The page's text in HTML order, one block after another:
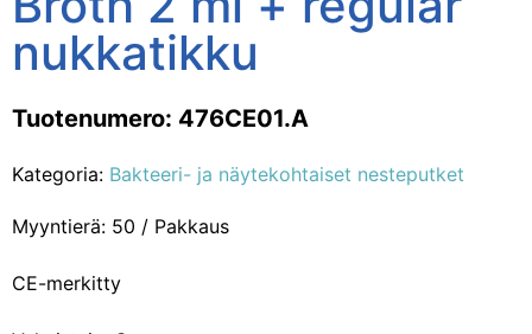
nukkatikku
Tuotenumero: 476CE01.A
Kategoria: Bakteeri- ja näytekohtaiset nesteputket
Myyntierä: 50 / Pakkaus
CE-merkitty